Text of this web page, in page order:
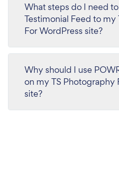
What steps do I need
Testimonial Feed to my
For WordPress site?
Why should I use
on my TS Photography
site?